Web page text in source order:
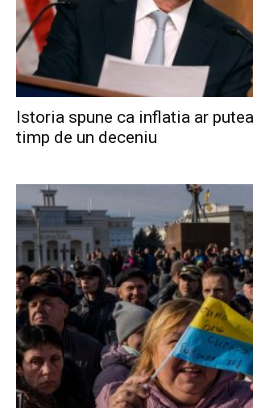
Istoria spune ca inflatia ar
timp de un deceniu